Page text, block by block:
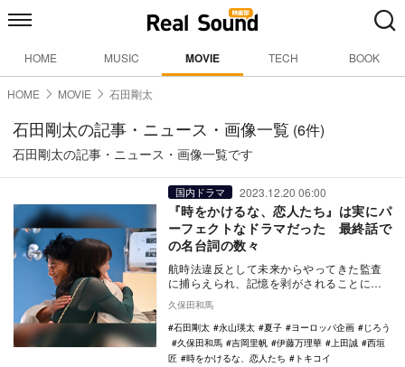
HOME MUSIC MOVIE TECH BOOK
HOME MOVIE 石田剛太
石田剛太の記事・ニュース・画像一覧 (6件)
石田剛太の記事・ニュース・画像一覧です
国内ドラマ 2023.12.20 06:00
『時をかけるな、恋人たち』は実にパ
ーフェクトなドラマだった 最終話で
の名台詞の数々
航時法違反として未来からやってきた監査
に捕らえられ、記憶を剥がされることにな
未来へと戻って…
久保田和馬
石田剛太
永山瑛太 夏子 ヨーロッパ企画
じろう
久保田和馬
吉岡里帆 伊藤万理華 上田誠
西垣
匠
時をかけるな、恋人たち トキコイ